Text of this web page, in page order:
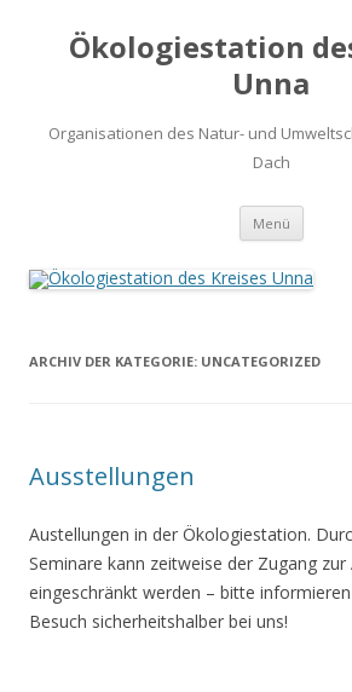
Ökologiestation
Unna
Organisationen des Natur- und
Dach
Menü Zum
ARCHIV DER KATEGORIE: UNCATEGORIZED
Ausstellungen
Austellungen in der Ökologiestation.
Seminare kann zeitweise der Zugang zur
eingeschränkt werden – bitte
Besuch sicherheitshalber bei uns!